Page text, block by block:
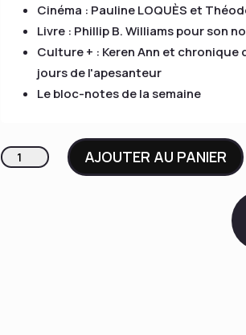
Cinéma : Pauline LOQUÈS et
Livre : Phillip B. Williams pour son
Culture + : Keren Ann et chronique
jours de l'apesanteur
Le bloc-notes de la semaine
quantité
AJOUTER AU PANIER